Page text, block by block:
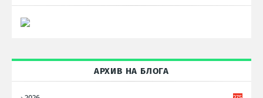
АРХИВ НА БЛОГА